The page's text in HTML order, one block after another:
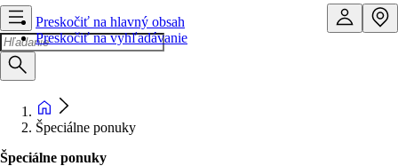
Preskočiť na hlavný obsah
Preskočiť na vyhľadávanie
Špeciálne ponuky
Špeciálne ponuky